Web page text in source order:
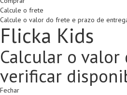
Calcule o frete
Calcule o valor do frete e prazo de
Flicka Kids
Calcular o
verificar
Fechar